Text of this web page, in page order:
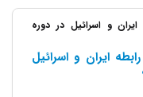
و اسرائیل در دوره
ایران و اسرائیل